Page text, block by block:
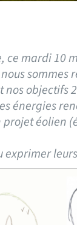
ce mardi 10
sommes
objectifs
énergies
projet
exprimer